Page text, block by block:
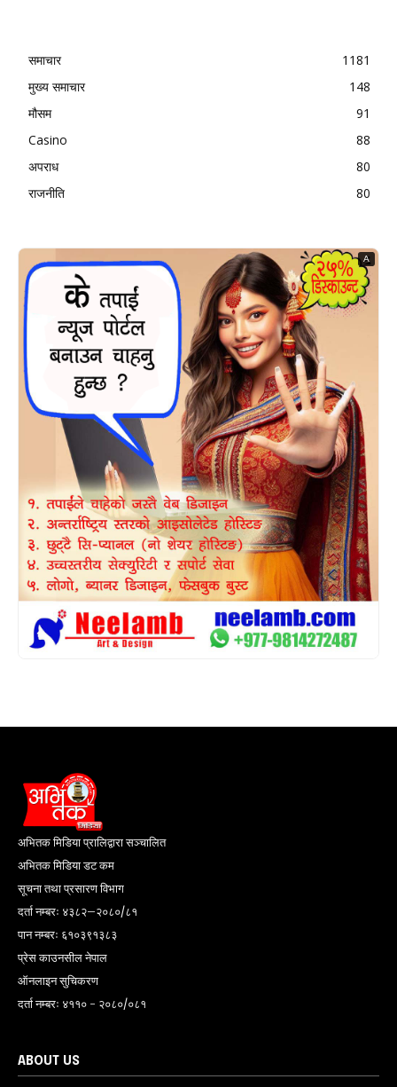
समाचार
1181
मुख्य समाचार
148
मौसम
91
Casino
88
अपराध
80
राजनीति
80
A
अभितक मिडिया प्रालिद्वारा सञ्चालित
अभितक मिडिया डट कम
सूचना तथा प्रसारण विभाग
दर्ता नम्बरः ४३८२–२०८०/८१
पान नम्बरः ६१०३९१३८३
प्रेस काउनसील नेपाल
ऑनलाइन सुचिकरण
दर्ता नम्बरः ४११० - २०८०/०८१
ABOUT US